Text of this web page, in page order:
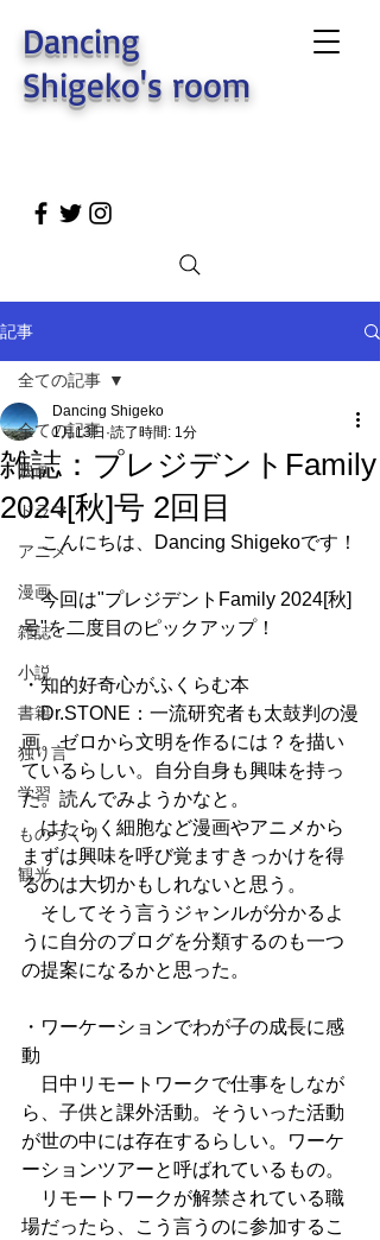
Dancing
Shigeko's room
記事
全ての記事
映画
ドラマ
アニメ
漫画
雑誌
小説
書籍
独り言
学習
ものづくり
観光
全ての記事
雑誌：プレジデントFamily
2024[秋]号 2回目
Dancing Shigeko
1月13日 読了時間: 1分
こんにちは、Dancing Shigekoです！
今回は"プレジデントFamily 2024[秋]
号"を二度目のピックアップ！
・知的好奇心がふくらむ本
Dr.STONE：一流研究者も太鼓判の漫
画。ゼロから文明を作るには？を描い
ているらしい。自分自身も興味を持っ
た。読んでみようかなと。
はたらく細胞など漫画やアニメから
まずは興味を呼び覚ますきっかけを得
るのは大切かもしれないと思う。
そしてそう言うジャンルが分かるよ
うに自分のブログを分類するのも一つ
の提案になるかと思った。
・ワーケーションでわが子の成長に感
動
日中リモートワークで仕事をしなが
ら、子供と課外活動。そういった活動
が世の中には存在するらしい。ワーケ
ーションツアーと呼ばれているもの。
リモートワークが解禁されている職
場だったら、こう言うのに参加するこ